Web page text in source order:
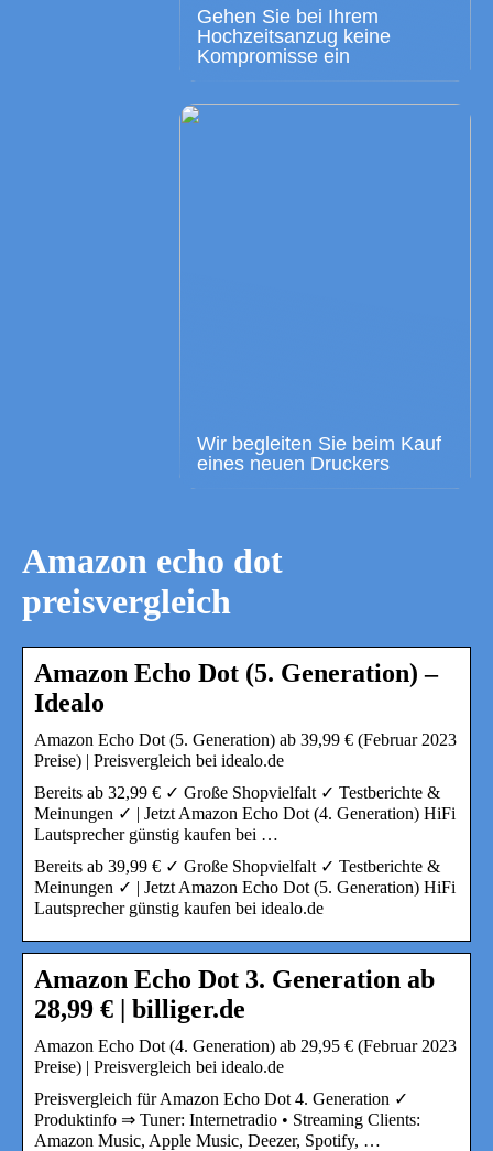
Gehen Sie bei Ihrem
Hochzeitsanzug keine
Kompromisse ein
Wir begleiten Sie beim Kauf
eines neuen Druckers
Amazon echo dot
preisvergleich
Amazon Echo Dot (5. Generation) –
Idealo
Amazon Echo Dot (5. Generation) ab 39,99 € (Februar 2023
Preise) | Preisvergleich bei idealo.de
Bereits ab 32,99 € ✓ Große Shopvielfalt ✓ Testberichte &
Meinungen ✓ | Jetzt Amazon Echo Dot (4. Generation) HiFi
Lautsprecher günstig kaufen bei …
Bereits ab 39,99 € ✓ Große Shopvielfalt ✓ Testberichte &
Meinungen ✓ | Jetzt Amazon Echo Dot (5. Generation) HiFi
Lautsprecher günstig kaufen bei idealo.de
Amazon Echo Dot 3. Generation ab
28,99 € | billiger.de
Amazon Echo Dot (4. Generation) ab 29,95 € (Februar 2023
Preise) | Preisvergleich bei idealo.de
Preisvergleich für Amazon Echo Dot 4. Generation ✓
Produktinfo ⇒ Tuner: Internetradio • Streaming Clients:
Amazon Music, Apple Music, Deezer, Spotify, …